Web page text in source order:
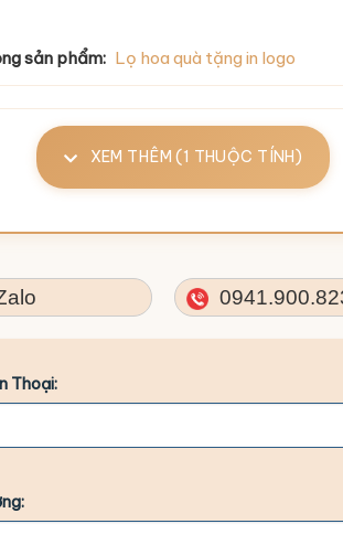
sản phẩm: Lọ hoa quà tặng in logo
XEM THÊM (1 THUỘC TÍNH)
Thoại: